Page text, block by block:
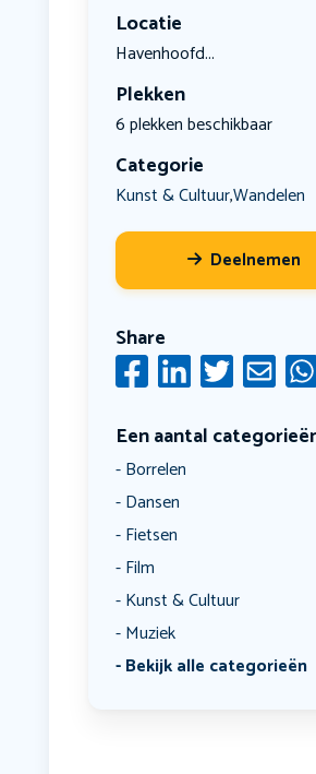
Locatie
Havenhoofd...
Plekken
6 plekken beschikbaar
Categorie
Kunst & Cultuur,Wandelen
Deelnemen
Share
Een aantal
Borrelen
Dansen
Fietsen
Film
Kunst & Cultuur
Muziek
Bekijk alle categorieën